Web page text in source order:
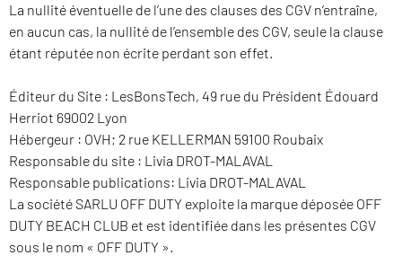
La nullité éventuelle de l’une des clauses des CGV n’entraîne,
en aucun cas, la nullité de l’ensemble des CGV, seule la clause
étant réputée non écrite perdant son effet.
Éditeur du Site : LesBonsTech, 49 rue du Président Édouard
Herriot 69002 Lyon
Hébergeur : OVH; 2 rue KELLERMAN 59100 Roubaix
Responsable du site : Livia DROT-MALAVAL
Responsable publications: Livia DROT-MALAVAL
La société SARLU OFF DUTY exploite la marque déposée OFF
DUTY BEACH CLUB et est identifiée dans les présentes CGV
sous le nom « OFF DUTY ».